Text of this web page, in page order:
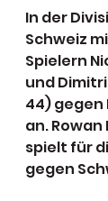
In der
Schweiz
Spielern
und
44) gegen
an. Rowan
spielt für
gegen